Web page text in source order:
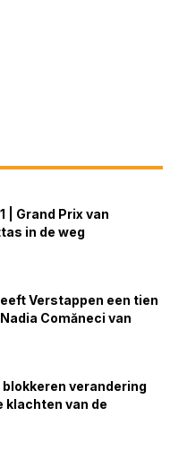
| Grand Prix van
in de weg
Verstappen een tien
Comăneci van
verandering
klachten van de